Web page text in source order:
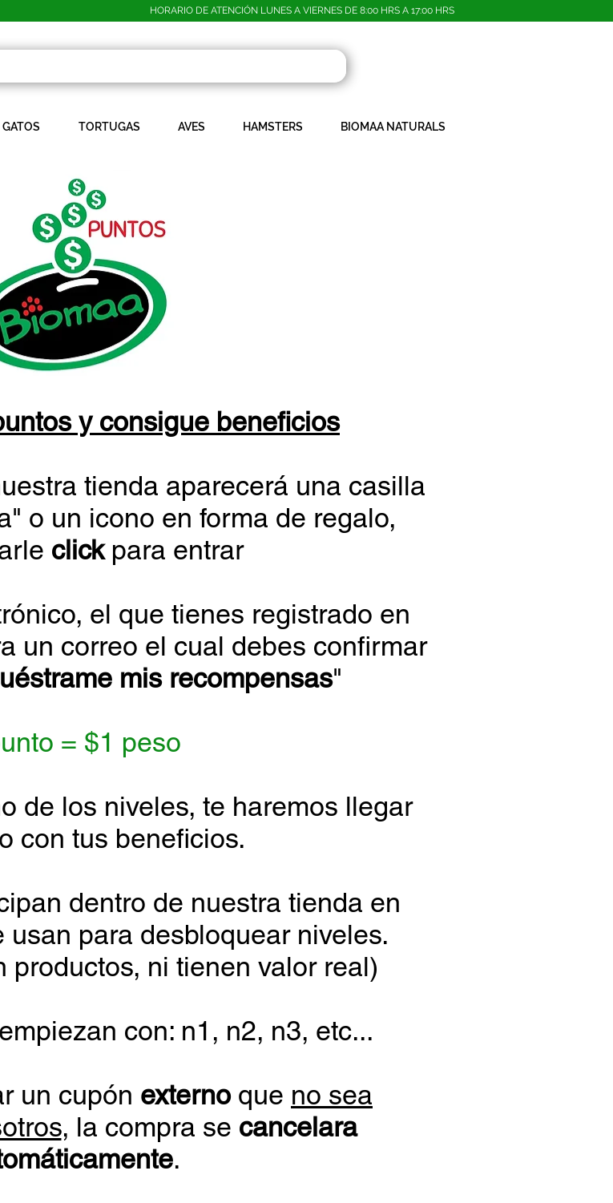
HORARIO DE ATENCIÓN LUNES A VIERNES DE 8:00 HRS A 17:00 HRS
GATOS TORTUGAS AVES HAMSTERS BIOMAA NATURALS
y consigue beneficios
tienda aparecerá una casilla
o un icono en forma de regalo,
clickpara entrar
el que tienes registrado en
un correo el cual debes confirmar
mis recompensas"
= $1 peso
de los niveles, te haremos llegar
con tus beneficios.
dentro de nuestra tienda en
para desbloquear niveles.
productos, ni tienen valor real)
con: n1, n2, n3, etc...
un cupón externoque no sea
, la compra se cancelara
.